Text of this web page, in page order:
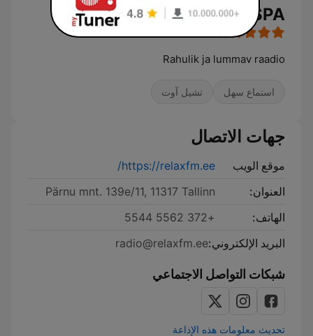
Relax SPA بث حي
Rahulik ja lummav raadio
استماع سهل تشيل آوت
جهات الاتصال
موقع الويب
https://relaxfm.ee/
العنوان:
Pärnu mnt. 139e/11, 11317 Tallinn
الهاتف:
+372 5562 5544
البريد الإلكتروني:radio@relaxfm.ee
شبكات التواصل الاجتماعي
تحديث معلومات هذه الإذاعة